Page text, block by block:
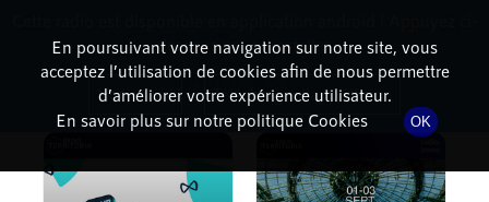
PODCASTS
En poursuivant votre navigation sur notre site, vous
acceptez l’utilisation de cookies afin de nous permettre
d’améliorer votre expérience utilisateur.
En savoir plus sur notre politique Cookies
OK
dessous pour l'installer.
Non merci Télécharger l'application